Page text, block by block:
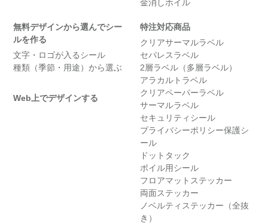
金消しホイル
無料デザインから選んでシー
ルを作る
文字・ロゴが入るシール
種類（季節・用途）から選ぶ
Web上でデザインする
特注対応商品
クリアサーマルラベル
セパレスラベル
2層ラベル（多層ラベル）
アラカルトラベル
クリアペーパーラベル
サーマルラベル
セキュリティシール
プライバシーポリシー保護シ
ール
ドットタック
ボイル用シール
フロアマットステッカー
両面ステッカー
ノベルティステッカー（全抜
き）